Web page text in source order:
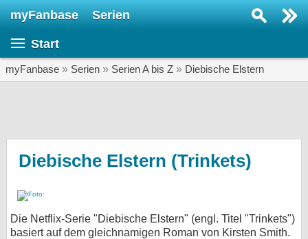
myFanbase Serien
Start
myFanbase » Serien » Serien A bis Z » Diebische Elstern
Diebische Elstern (Trinkets)
Die Netflix-Serie "Diebische Elstern" (engl. Titel "Trinkets")
basiert auf dem gleichnamigen Roman von Kirsten Smith.
SERIEN
Specials